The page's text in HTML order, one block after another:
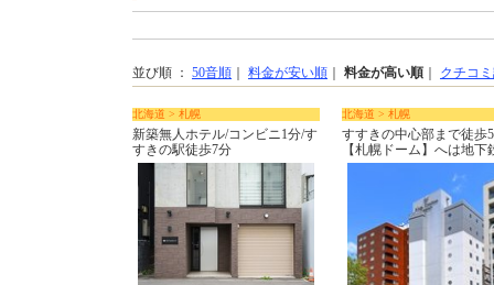
並び順 ： 50音順 料金が安い順 料金が高い順 クチコ
北海道 > 札幌
新築無人ホテル/コンビニ1分/す
すきの駅徒歩7分
北海道 > 札幌
すすきの中心部まで徒歩
【札幌ドーム】へは地下